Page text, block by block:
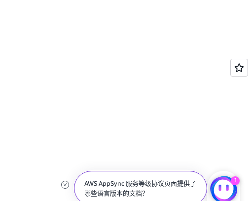
AWS AppSync 服务等级协议页面提供了
哪些语言版本的文档？
1